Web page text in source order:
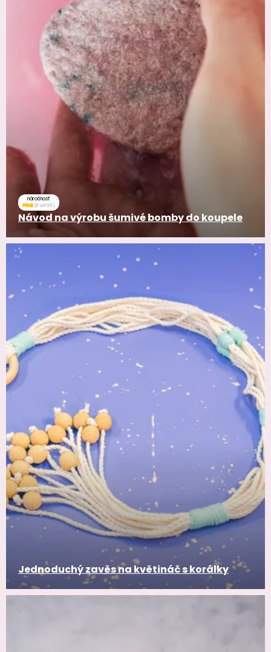
náročnosť
Návod na výrobu šumivé bomby do koupele
Jednoduchý zavěs na květináč s korálky